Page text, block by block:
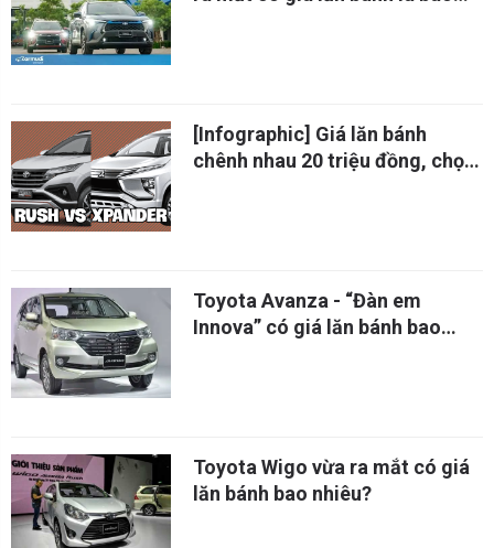
[Infographic] Giá lăn bánh
chênh nhau 20 triệu đồng, chọn
Toyota Avanza - “Đàn em
Innova” có giá lăn bánh bao
Toyota Wigo vừa ra mắt có giá
lăn bánh bao nhiêu?